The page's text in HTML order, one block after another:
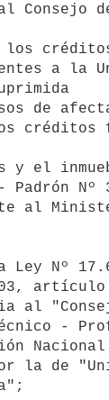
los
a la
de
créditos
y el
Padrón Nº
al
Nº
al
-
Nacional
la de